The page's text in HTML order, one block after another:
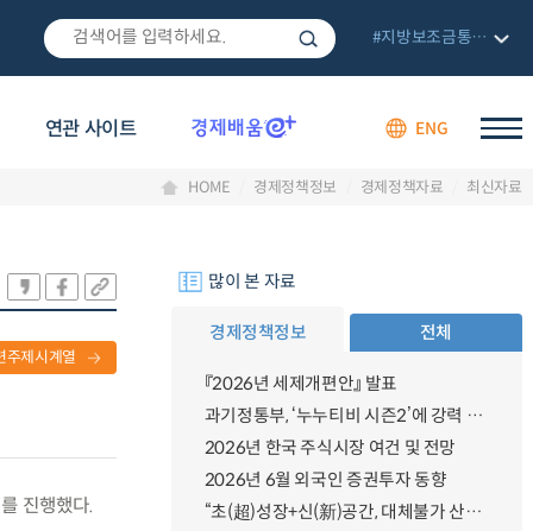
연관 사이트 ENG
#지방보조금통합관리망
HOME 경제정책정보 경제정책자료 최신자료
주제시계열
진행했다.
많이 본 자료
경제정책정보 전체
『2026년 세제개편안』 발표
과기정통부, ‘누누티비 시즌2’에 강력 대응 의지 밝혀
2026년 한국 주식시장 여건 및 전망
2026년 6월 외국인 증권투자 동향
“초(超)성장+신(新)공간, 대체불가 산업강국”